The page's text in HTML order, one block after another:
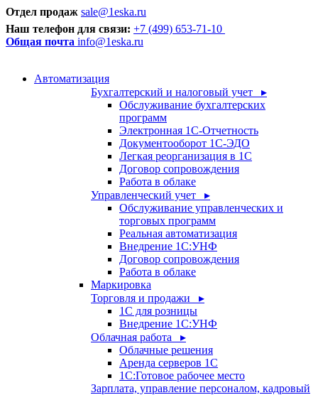
Отдел продаж sale@1eska.ru
Наш телефон для связи: +7 (499) 653-71-10
Общая почта info@1eska.ru
Автоматизация
Бухгалтерский и налоговый учет ▸
Обслуживание бухгалтерских
программ
Электронная 1С-Отчетность
Документооборот 1С-ЭДО
Легкая реорганизация в 1С
Договор сопровождения
Работа в облаке
Управленческий учет ▸
Обслуживание управленческих и
торговых программ
Реальная автоматизация
Внедрение 1С:УНФ
Договор сопровождения
Работа в облаке
Маркировка
Торговля и продажи ▸
1С для розницы
Внедрение 1С:УНФ
Облачная работа ▸
Облачные решения
Аренда серверов 1С
1C:Готовое рабочее место
Зарплата, управление персоналом, кадровый